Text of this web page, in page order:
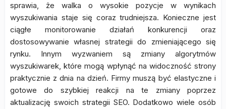
sprawia, że walka o wysokie pozycje w wynikach
wyszukiwania staje się coraz trudniejsza. Konieczne jest
ciągłe monitorowanie działań konkurencji oraz
dostosowywanie własnej strategii do zmieniającego się
rynku. Innym wyzwaniem są zmiany algorytmów
wyszukiwarek, które mogą wpłynąć na widoczność strony
praktycznie z dnia na dzień. Firmy muszą być elastyczne i
gotowe do szybkiej reakcji na te zmiany poprzez
aktualizację swoich strategii SEO. Dodatkowo wiele osób